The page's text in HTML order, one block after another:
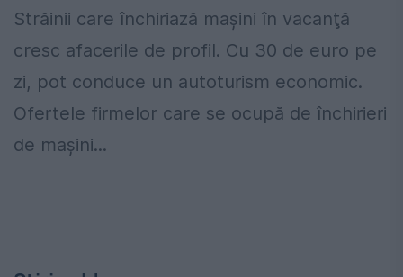
Străinii care închiriază maşini în vacanţă
cresc afacerile de profil. Cu 30 de euro pe
zi, pot conduce un autoturism economic.
Ofertele firmelor care se ocupă de închirieri
de maşini...